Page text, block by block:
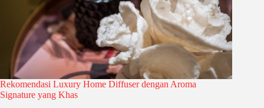
Rekomendasi Luxury Home Diffuser dengan Aroma
Signature yang Khas